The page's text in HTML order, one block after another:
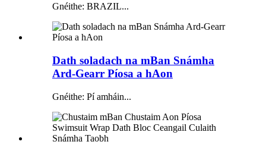
Gnéithe: BRAZIL...
Dath soladach na mBan Snámha
Ard-Gearr Píosa a hAon
Gnéithe: Pí amháin...